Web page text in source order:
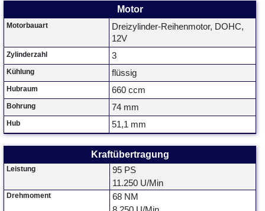
Motor
Motorbauart
Dreizylinder-Reihenmotor, DOHC,
12V
Zylinderzahl 3
Kühlung flüssig
Hubraum 660 ccm
Bohrung 74 mm
Hub 51,1 mm
Kraftübertragung
Leistung
95 PS
11.250 U/Min
Drehmoment
68 NM